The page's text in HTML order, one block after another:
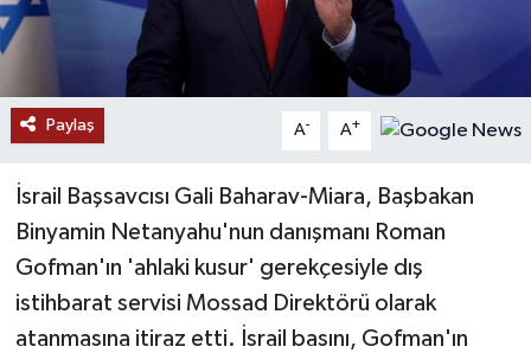
Paylaş A- A+
İsrail Başsavcısı Gali Baharav-Miara, Başbakan
Binyamin Netanyahu'nun danışmanı Roman
Gofman'ın 'ahlaki kusur' gerekçesiyle dış
istihbarat servisi Mossad Direktörü olarak
atanmasına itiraz etti. İsrail basını, Gofman'ın
Kültür Sanat
Magazin
Politika
Sağlık
Son Dakika
Yaşam